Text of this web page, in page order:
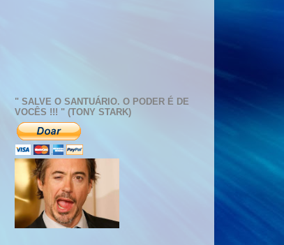
" SALVE O SANTUÁRIO. O PODER É DE
VOCÊS !!! " (TONY STARK)